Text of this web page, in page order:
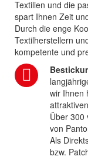
Textilien und die
spart Ihnen Zeit
Durch die enge
Textilherstellern
kompetente und
wir Ihnen
Über 300
von
Als
bzw.